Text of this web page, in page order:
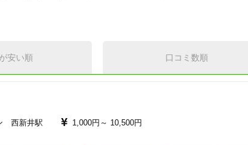
安い順 口コミ数順
西新井駅 1,000円～ 10,500円